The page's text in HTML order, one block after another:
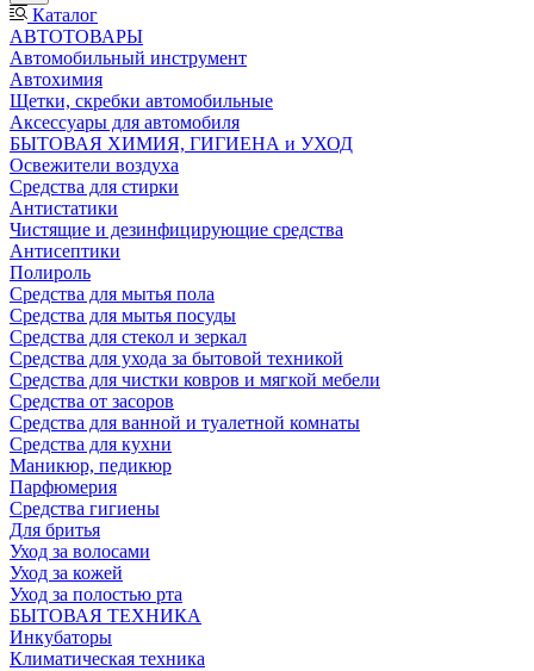
Каталог
АВТОТОВАРЫ
Автомобильный инструмент
Автохимия
Щетки, скребки автомобильные
Аксессуары для автомобиля
БЫТОВАЯ ХИМИЯ, ГИГИЕНА и УХОД
Освежители воздуха
Средства для стирки
Антистатики
Чистящие и дезинфицирующие средства
Антисептики
Полироль
Средства для мытья пола
Средства для мытья посуды
Средства для стекол и зеркал
Средства для ухода за бытовой техникой
Средства для чистки ковров и мягкой мебели
Средства от засоров
Средства для ванной и туалетной комнаты
Средства для кухни
Маникюр, педикюр
Парфюмерия
Средства гигиены
Для бритья
Уход за волосами
Уход за кожей
Уход за полостью рта
БЫТОВАЯ ТЕХНИКА
Инкубаторы
Климатическая техника